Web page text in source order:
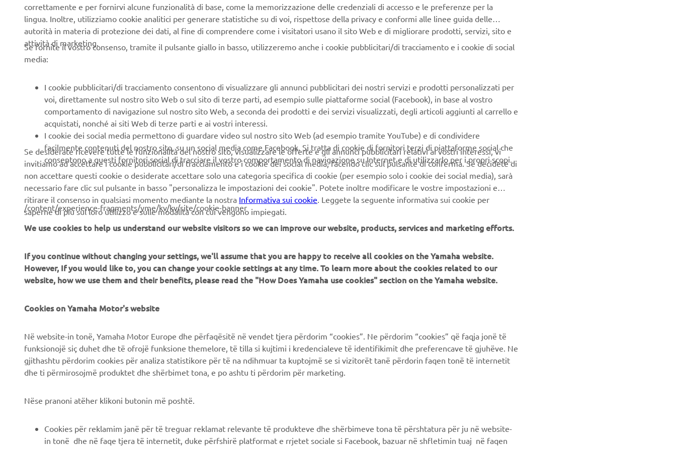
handlebar lever to go forward. Squeeze the left lever for reverse. At speed, the left
handlebar lever will also slow you down.
Stable, easy-handling hull
Even with the huge advantage of the RiDE system, less experienced or younger riders
proven in the toughest conditions.
Very practical features
The clear, easy-read multi-function instruments are a joy to use and keep the rider
informed of key functions, as well as the status of the RiDE system. There’s plenty of
practical watertight storage (even twin cupholders) together with comfortable deck
mats and a re-boarding step. For even more added fun, a towhook comes as standard
– and for safety, the large dual mirrors help the driver see what’s happening behind.
CORPORATE
Chi siamo
Stampa
Brochures
Lavora con noi
Concessionaria Ufficiale
Diventa un rivenditore
B2B
Soluzioni di Business
Autorità
Campi da golf
Primi soccorritori
Collaborazione
Informazioni tecniche per
PIÙ YAMAHA
MyYamaha
Yamaha Motor Global
Yamaha Blog
Applicazioni mobili
SUPPORTO
FAQ
Prenota la manutenzione
Concessionari ufficiali
Gestione delle batterie
NEWSLETTER
Conoscerai in anteprima le ultime offerte, gli eventi speciali, le
Leggi la nostra Informativa sulla privacy per sapere come
trattiamo i tuoi dati personali:
correttamente e per fornirvi alcune funzionalità di base, come la memorizzazione delle credenziali di accesso e le preferenze per la
lingua. Inoltre, utilizziamo cookie analitici per generare statistiche su di voi, rispettose della privacy e conformi alle linee guida delle
autorità in materia di protezione dei dati, al fine di comprendere come i visitatori usano il sito Web e di migliorare prodotti, servizi, sito e
attività di marketing.
Se fornite il vostro consenso, tramite il pulsante giallo in basso, utilizzeremo anche i cookie pubblicitari/di tracciamento e i cookie di social
media:
I cookie pubblicitari/di tracciamento consentono di visualizzare gli annunci pubblicitari dei nostri servizi e prodotti personalizzati per
voi, direttamente sul nostro sito Web o sul sito di terze parti, ad esempio sulle piattaforme social (Facebook), in base al vostro
comportamento di navigazione sul nostro sito Web, a seconda dei prodotti e dei servizi visualizzati, degli articoli aggiunti al carrello e
acquistati, nonché ai siti Web di terze parti e ai vostri interessi.
I cookie dei social media permettono di guardare video sul nostro sito Web (ad esempio tramite YouTube) e di condividere
facilmente contenuti del nostro sito, su un social media come Facebook. Si tratta di cookie di fornitori terzi di piattaforme social che
consentono a questi fornitori social di tracciare il vostro comportamento di navigazione su Internet e di utilizzarlo per i propri scopi.
Se desiderate ricevere tutte le funzionalità del nostro sito, visualizzare le offerte e gli annunci pubblicitari relativi ai vostri interessi, vi
invitiamo ad accettare i cookie pubblicitari/di tracciamento e i cookie dei social media, facendo clic sul pulsante di conferma. Se decidete di
non accettare questi cookie o desiderate accettare solo una categoria specifica di cookie (per esempio solo i cookie dei social media), sarà
necessario fare clic sul pulsante in basso "personalizza le impostazioni dei cookie". Potete inoltre modificare le vostre impostazioni e
ritirare il consenso in qualsiasi momento mediante la nostraInformativa sui cookie
. Leggete la seguente informativa sui cookie per
saperne di più sul loro utilizzo e sulle modalità con cui vengono impiegati.
/content/experience-fragments/yme/kv/kv/site/cookie-banner
We use cookies to help us understand our website visitors so we can improve our website, products, services and marketing efforts.
If you continue without changing your settings, we'll assume that you are happy to receive all cookies on the Yamaha website.
However, If you would like to, you can change your cookie settings at any time. To learn more about the cookies related to our
website, how we use them and their benefits, please read the "How Does Yamaha use cookies" section on the Yamaha website.
Cookies on Yamaha Motor's website
Në website-in tonë, Yamaha Motor Europe dhe përfaqësitë në vendet tjera përdorim “cookies”. Ne përdorim “cookies” që faqja jonë të
funksionojë siç duhet dhe të ofrojë funksione themelore, të tilla si kujtimi i kredencialeve të identifikimit dhe preferencave të gjuhëve. Ne
gjithashtu përdorim cookies për analiza statistikore për të na ndihmuar ta kuptojmë se si vizitorët tanë përdorin faqen tonë të internetit
dhe ti përmirosojmë produktet dhe shërbimet tona, e po ashtu ti përdorim për marketing.
Nëse pranoni atëher klikoni butonin më poshtë.
Cookies për reklamim janë për të treguar reklamat relevante të produkteve dhe shërbimeve tona të përshtatura për ju në website-
in tonë dhe në faqe tjera të internetit, duke përfshirë platformat e rrjetet sociale si Facebook, bazuar në shfletimin tuaj në faqen
tonë të internetit, siç janë produktet dhe shërbimet e shikuara , artikujt e shtuar në shportën tuaj të blerjes dhe artikujt që keni